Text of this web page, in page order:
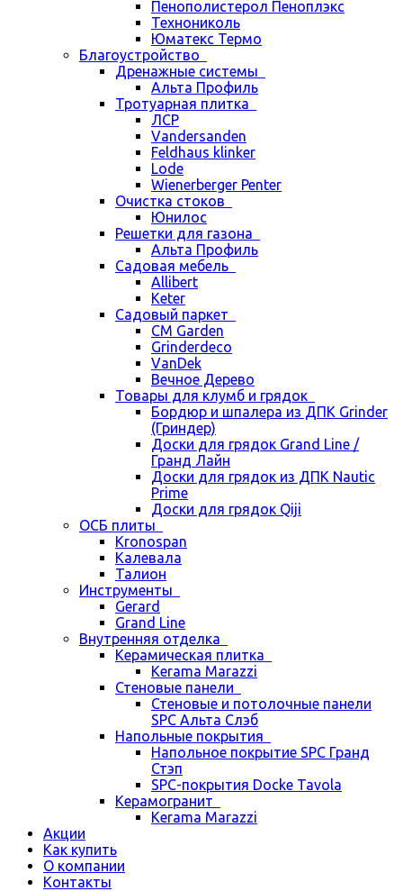
Пенополистерол Пеноплэкс
Технониколь
Юматекс Термо
Благоустройство
Дренажные системы
Альта Профиль
Тротуарная плитка
ЛСР
Vandersanden
Feldhaus klinker
Lode
Wienerberger Penter
Очистка стоков
Юнилос
Решетки для газона
Альта Профиль
Садовая мебель
Allibert
Keter
Садовый паркет
CM Garden
Grinderdeco
VanDek
Вечное Дерево
Товары для клумб и грядок
Бордюр и шпалера из ДПК Grinder
(Гриндер)
Доски для грядок Grand Line /
Гранд Лайн
Доски для грядок из ДПК Nautic
Prime
Доски для грядок Qiji
ОСБ плиты
Kronospan
Калевала
Талион
Инструменты
Gerard
Grand Line
Внутренняя отделка
Керамическая плитка
Kerama Marazzi
Стеновые панели
Стеновые и потолочные панели
SPC Альта Слэб
Напольные покрытия
Напольное покрытие SPC Гранд
Стэп
SPC-покрытия Docke Tavola
Керамогранит
Kerama Marazzi
Акции
Как купить
О компании
Контакты